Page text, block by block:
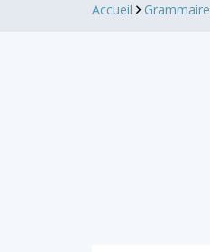
Accueil Grammaire